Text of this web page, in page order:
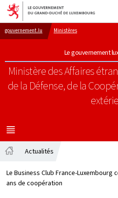
Aller au menu
Aller au
gouvernement.lu Ministères
Le gouvernement
Ministère des Affaires
de la Défense, de la
MENU
PRINCIPAL
Actualités
Le Business Club France-Luxembourg
ans de coopération